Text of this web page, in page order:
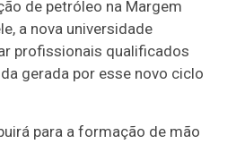
de petróleo na Margem
a nova universidade
profissionais qualificados
gerada por esse novo ciclo
para a formação de mão